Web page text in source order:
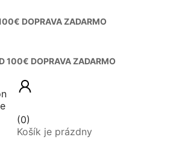
DOPRAVA ZADARMO
100€ DOPRAVA ZADARMO
(0)
Košík je prázdny